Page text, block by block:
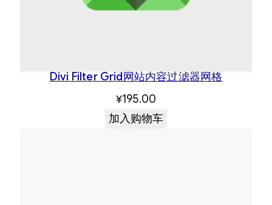
Divi Filter Grid网站内容过滤器网格
¥195.00
加入购物车